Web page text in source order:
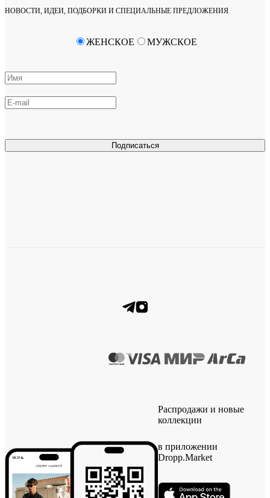
НОВОСТИ, ИДЕИ, ПОДБОРКИ И СПЕЦИАЛЬНЫЕ ПРЕДЛОЖЕНИЯ
Подписаться
ЖЕНСКОЕ МУЖСКОЕ
Распродажи и новые
коллекции
в приложении
Dropp.Market